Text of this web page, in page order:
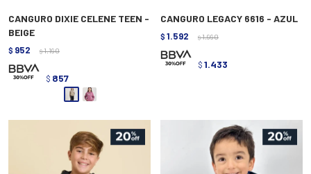
CANGURO DIXIE CELENE TEEN -
BEIGE
$ 952 $ 1.190
$ 857
CANGURO LEGACY 6616 - AZUL
$ 1.592 $ 1.990
$ 1.433